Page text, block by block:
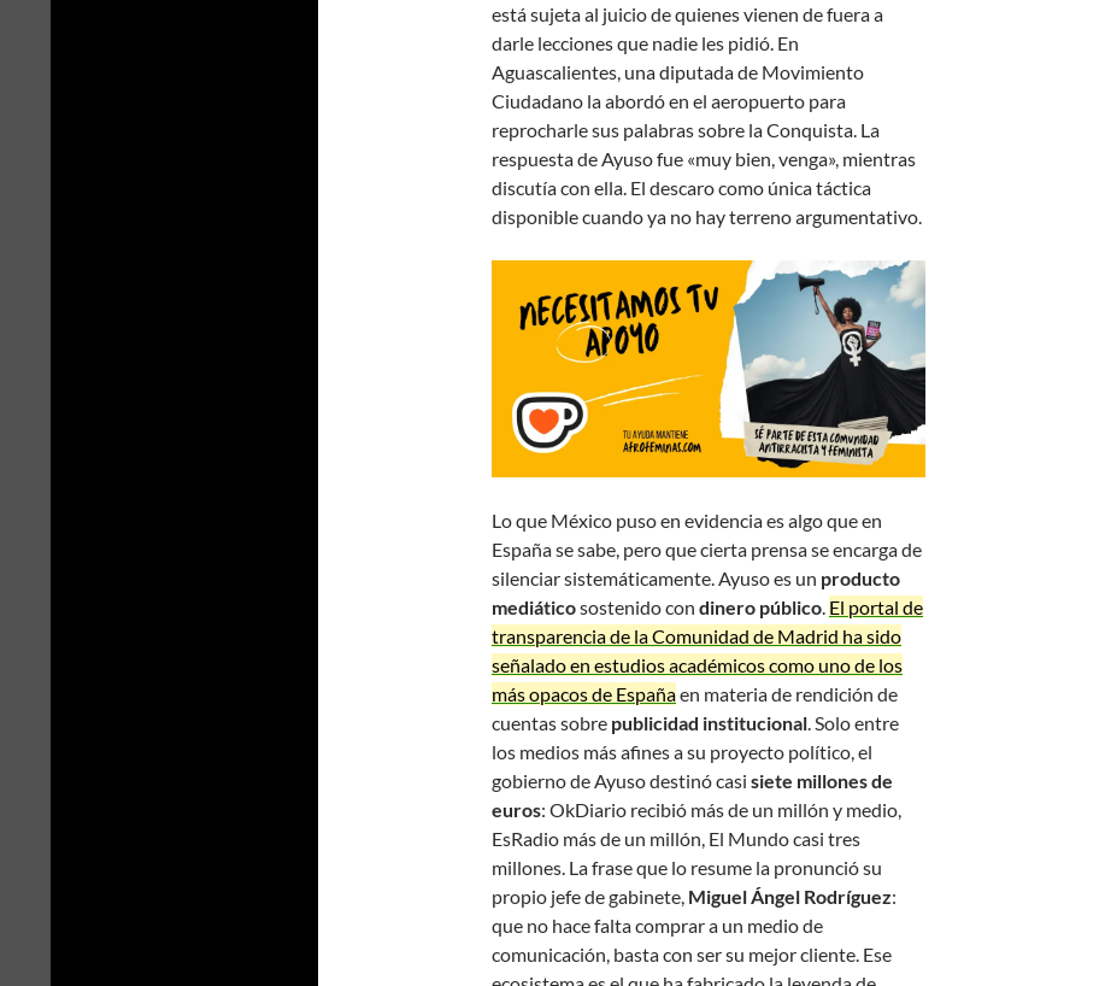
está sujeta al juicio de quienes vienen de fuera a
darle lecciones que nadie les pidió. En
Aguascalientes, una diputada de Movimiento
Ciudadano la abordó en el aeropuerto para
reprocharle sus palabras sobre la Conquista. La
respuesta de Ayuso fue «muy bien, venga», mientras
discutía con ella. El descaro como única táctica
disponible cuando ya no hay terreno argumentativo.
Lo que México puso en evidencia es algo que en
España se sabe, pero que cierta prensa se encarga de
silenciar sistemáticamente. Ayuso es un producto
mediáticosostenido con dinero público El portal de
transparencia de la Comunidad de Madrid ha sido
señalado en estudios académicos como uno de los
más opacos de Españaen materia de rendición de
cuentas sobre publicidad institucional . Solo entre
los medios más afines a su proyecto político, el
gobierno de Ayuso destinó casi siete millones de
euros: OkDiario recibió más de un millón y medio,
EsRadio más de un millón, El Mundo casi tres
millones. La frase que lo resume la pronunció su
propio jefe de gabinete, Miguel Ángel Rodríguez:
que no hace falta comprar a un medio de
comunicación, basta con ser su mejor cliente. Ese